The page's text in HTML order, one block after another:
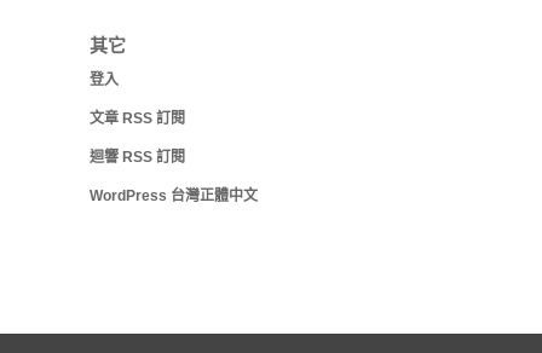
其它
登入
文章 RSS 訂閱
迴響 RSS 訂閱
WordPress 台灣正體中文